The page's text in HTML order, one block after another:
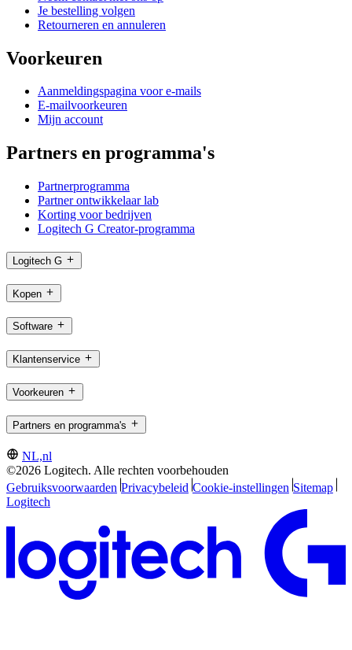
Je bestelling volgen
Retourneren en annuleren
Voorkeuren
Aanmeldingspagina voor e-mails
E-mailvoorkeuren
Mijn account
Partners en programma's
Partnerprogramma
Partner ontwikkelaar lab
Korting voor bedrijven
Logitech G Creator-programma
Logitech G
Kopen
Software
Klantenservice
Voorkeuren
Partners en programma's
NL,nl
©2026 Logitech. Alle rechten voorbehouden
Gebruiksvoorwaarden Privacybeleid Cookie-instellingen Sitemap
Logitech